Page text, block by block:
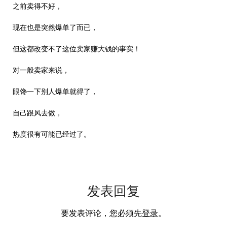
之前卖得不好，
现在也是突然爆单了而已，
但这都改变不了这位卖家赚大钱的事实！
对一般卖家来说，
眼馋一下别人爆单就得了，
自己跟风去做，
热度很有可能已经过了。
发表回复
要发表评论，您必须先登录。